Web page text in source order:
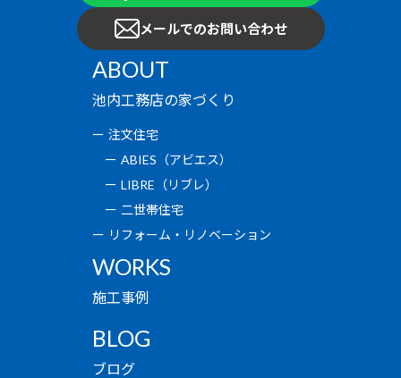
メールでのお問い合わせ
ABOUT
池内工務店の家づくり
注文住宅
ABIES（アビエス）
LIBRE（リブレ）
二世帯住宅
リフォーム・リノベーション
WORKS
施工事例
BLOG
ブログ